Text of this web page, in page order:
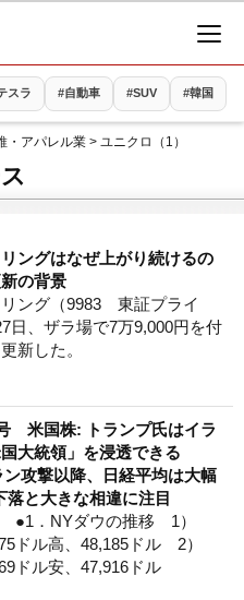
スラ #自動車 #SUV #韓国
・アパレル業 > ユニクロ（1）
ングはなぜ上がり続けるの
の背景
ング（9983 東証プライ
日、ザラ場で7万9,000円を付
新した。
米国株: トランプ氏はイラ
大統領」を浸透できる
攻撃以降、日経平均は大幅
落と大きな相違に注目
●1．NYダウの推移 1）
ドル高、48,185ドル 2）
ドル安、47,916ドル